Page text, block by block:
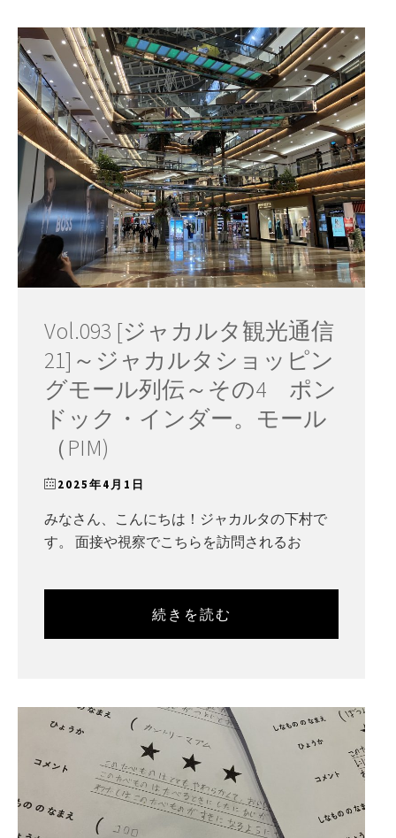
Vol.093 [ジャカルタ観光通信
21]～ジャカルタショッピン
グモール列伝～その4 ポン
ドック・インダー。モール
（PIM)
2025年4月1日
みなさん、こんにちは！ジャカルタの下村で
す。 面接や視察でこちらを訪問されるお
続きを読む